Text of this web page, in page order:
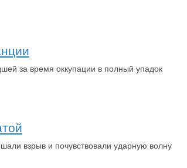
за время оккупации в полный упадок
взрыв и почувствовали ударную волну